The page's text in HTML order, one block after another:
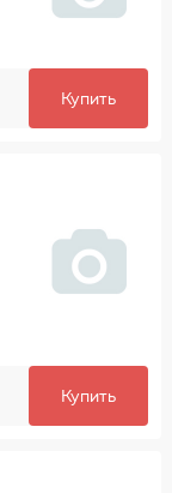
Купить
Купить